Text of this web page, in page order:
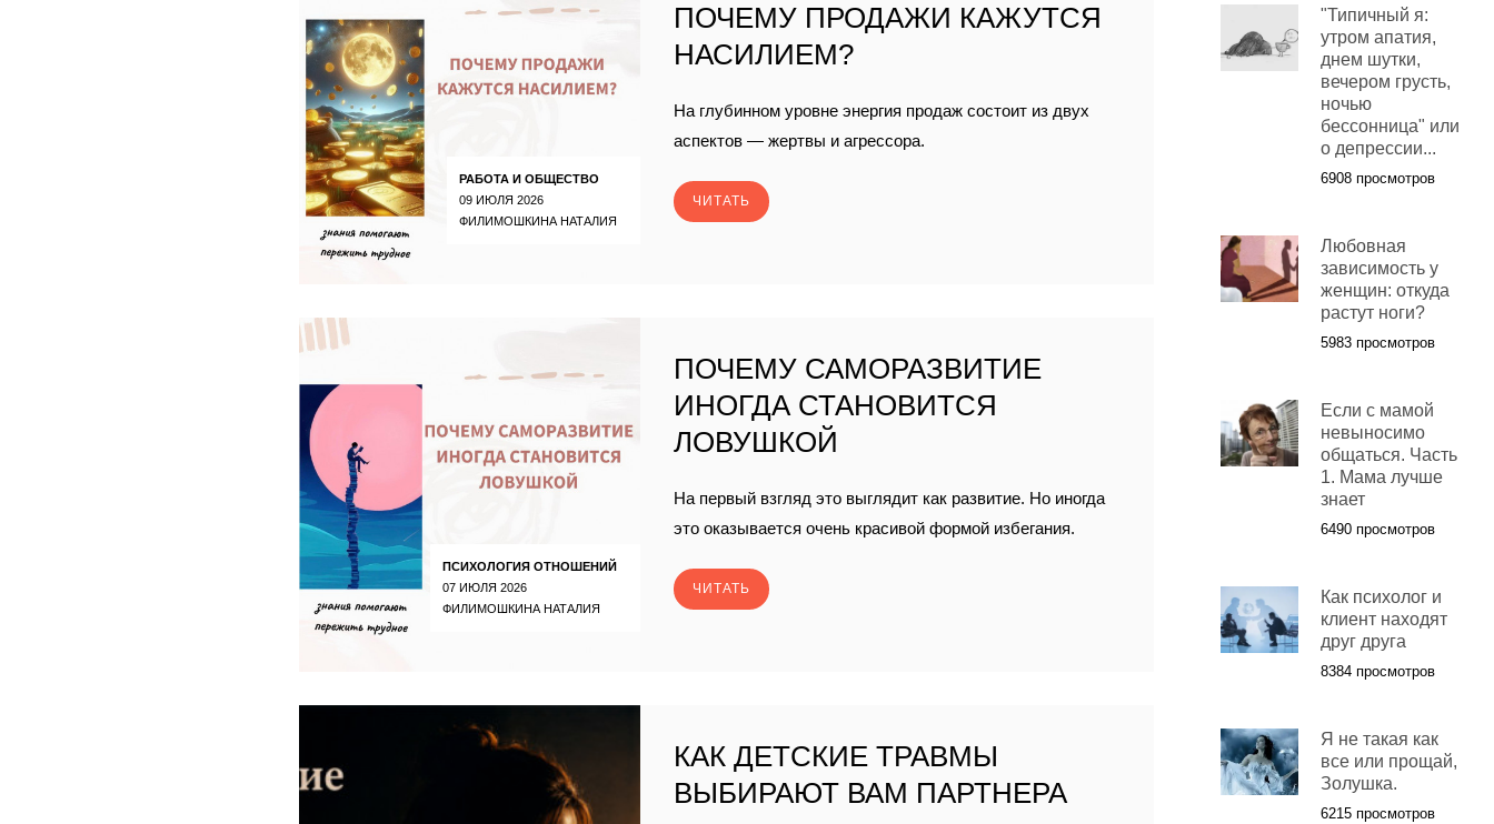
РАБОТА И ОБЩЕСТВО
09 ИЮЛЯ 2026
ФИЛИМОШКИНА НАТАЛИЯ
ПОЧЕМУ ПРОДАЖИ КАЖУТСЯ
НАСИЛИЕМ?
На глубинном уровне энергия продаж состоит из двух
аспектов — жертвы и агрессора.
ЧИТАТЬ
ПСИХОЛОГИЯ ОТНОШЕНИЙ
07 ИЮЛЯ 2026
ФИЛИМОШКИНА НАТАЛИЯ
ПОЧЕМУ САМОРАЗВИТИЕ
ИНОГДА СТАНОВИТСЯ
ЛОВУШКОЙ
На первый взгляд это выглядит как развитие. Но иногда
это оказывается очень красивой формой избегания.
ЧИТАТЬ
КАК ДЕТСКИЕ ТРАВМЫ
ВЫБИРАЮТ ВАМ ПАРТНЕРА
"Типичный я:
утром апатия,
днем шутки,
вечером грусть,
ночью
бессонница" или
о депрессии...
6908 просмотров
Любовная
зависимость у
женщин: откуда
растут ноги?
5983 просмотров
Если с мамой
невыносимо
общаться. Часть
1. Мама лучше
знает
6490 просмотров
Как психолог и
клиент находят
друг друга
8384 просмотров
Я не такая как
все или прощай,
Золушка.
6215 просмотров